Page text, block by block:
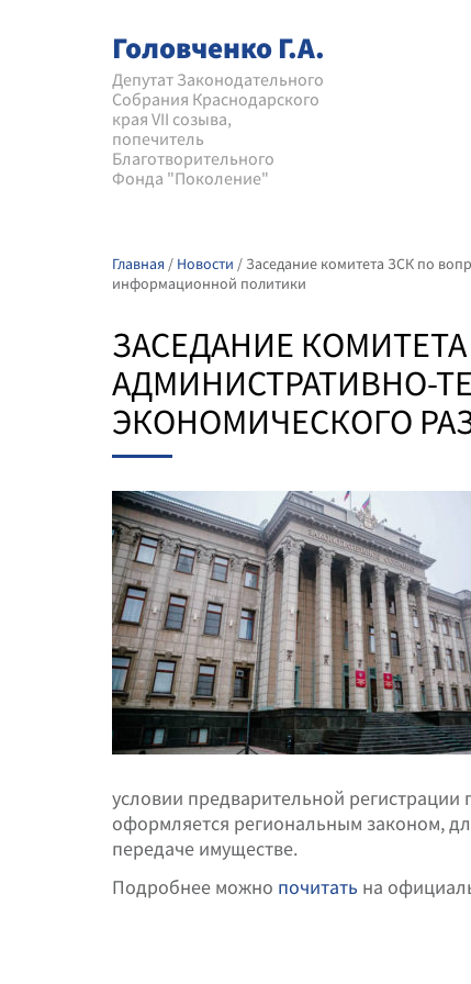
Головченко Г.А.
Депутат Законодательного
Собрания Краснодарского
края VII созыва,
попечитель
Благотворительного
Фонда "Поколение"
Главная / Новости /Заседание комитета ЗСК по
информационной политики
ЗАСЕДАНИЕ
АДМИНИСТРАТИВНО-
ЭКОНОМИЧЕСКОГО
условии предварительной регистрации
оформляется региональным законом,
передаче имуществе.
Подробнее можно почитать на